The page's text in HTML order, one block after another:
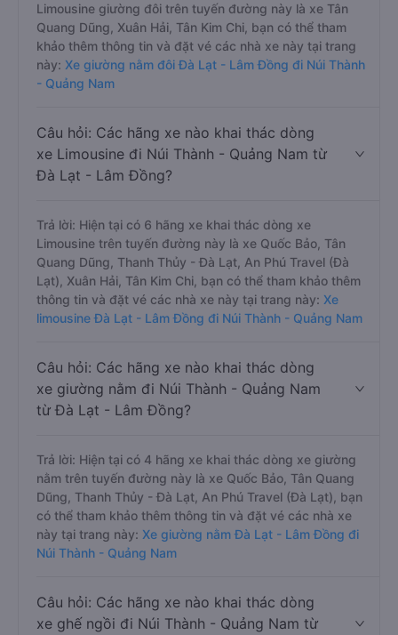
Limousine giường đôi trên tuyến đường này là xe Tân
Quang Dũng, Xuân Hải, Tân Kim Chi, bạn có thể tham
khảo thêm thông tin và đặt vé các nhà xe này tại trang
này: Xe giường nằm đôi Đà Lạt - Lâm Đồng đi Núi Thành
- Quảng Nam
Câu hỏi: Các hãng xe nào khai thác dòng
xe Limousine đi Núi Thành - Quảng Nam từ
Đà Lạt - Lâm Đồng?
Trả lời: Hiện tại có 6 hãng xe khai thác dòng xe
Limousine trên tuyến đường này là xe Quốc Bảo, Tân
Quang Dũng, Thanh Thủy - Đà Lạt, An Phú Travel (Đà
Lạt), Xuân Hải, Tân Kim Chi, bạn có thể tham khảo thêm
thông tin và đặt vé các nhà xe này tại trang này: Xe
limousine Đà Lạt - Lâm Đồng đi Núi Thành - Quảng Nam
Câu hỏi: Các hãng xe nào khai thác dòng
xe giường nằm đi Núi Thành - Quảng Nam
từ Đà Lạt - Lâm Đồng?
Trả lời: Hiện tại có 4 hãng xe khai thác dòng xe giường
nằm trên tuyến đường này là xe Quốc Bảo, Tân Quang
Dũng, Thanh Thủy - Đà Lạt, An Phú Travel (Đà Lạt), bạn
có thể tham khảo thêm thông tin và đặt vé các nhà xe
này tại trang này: Xe giường nằm Đà Lạt - Lâm Đồng đi
Núi Thành - Quảng Nam
Câu hỏi: Các hãng xe nào khai thác dòng
xe ghế ngồi đi Núi Thành - Quảng Nam từ